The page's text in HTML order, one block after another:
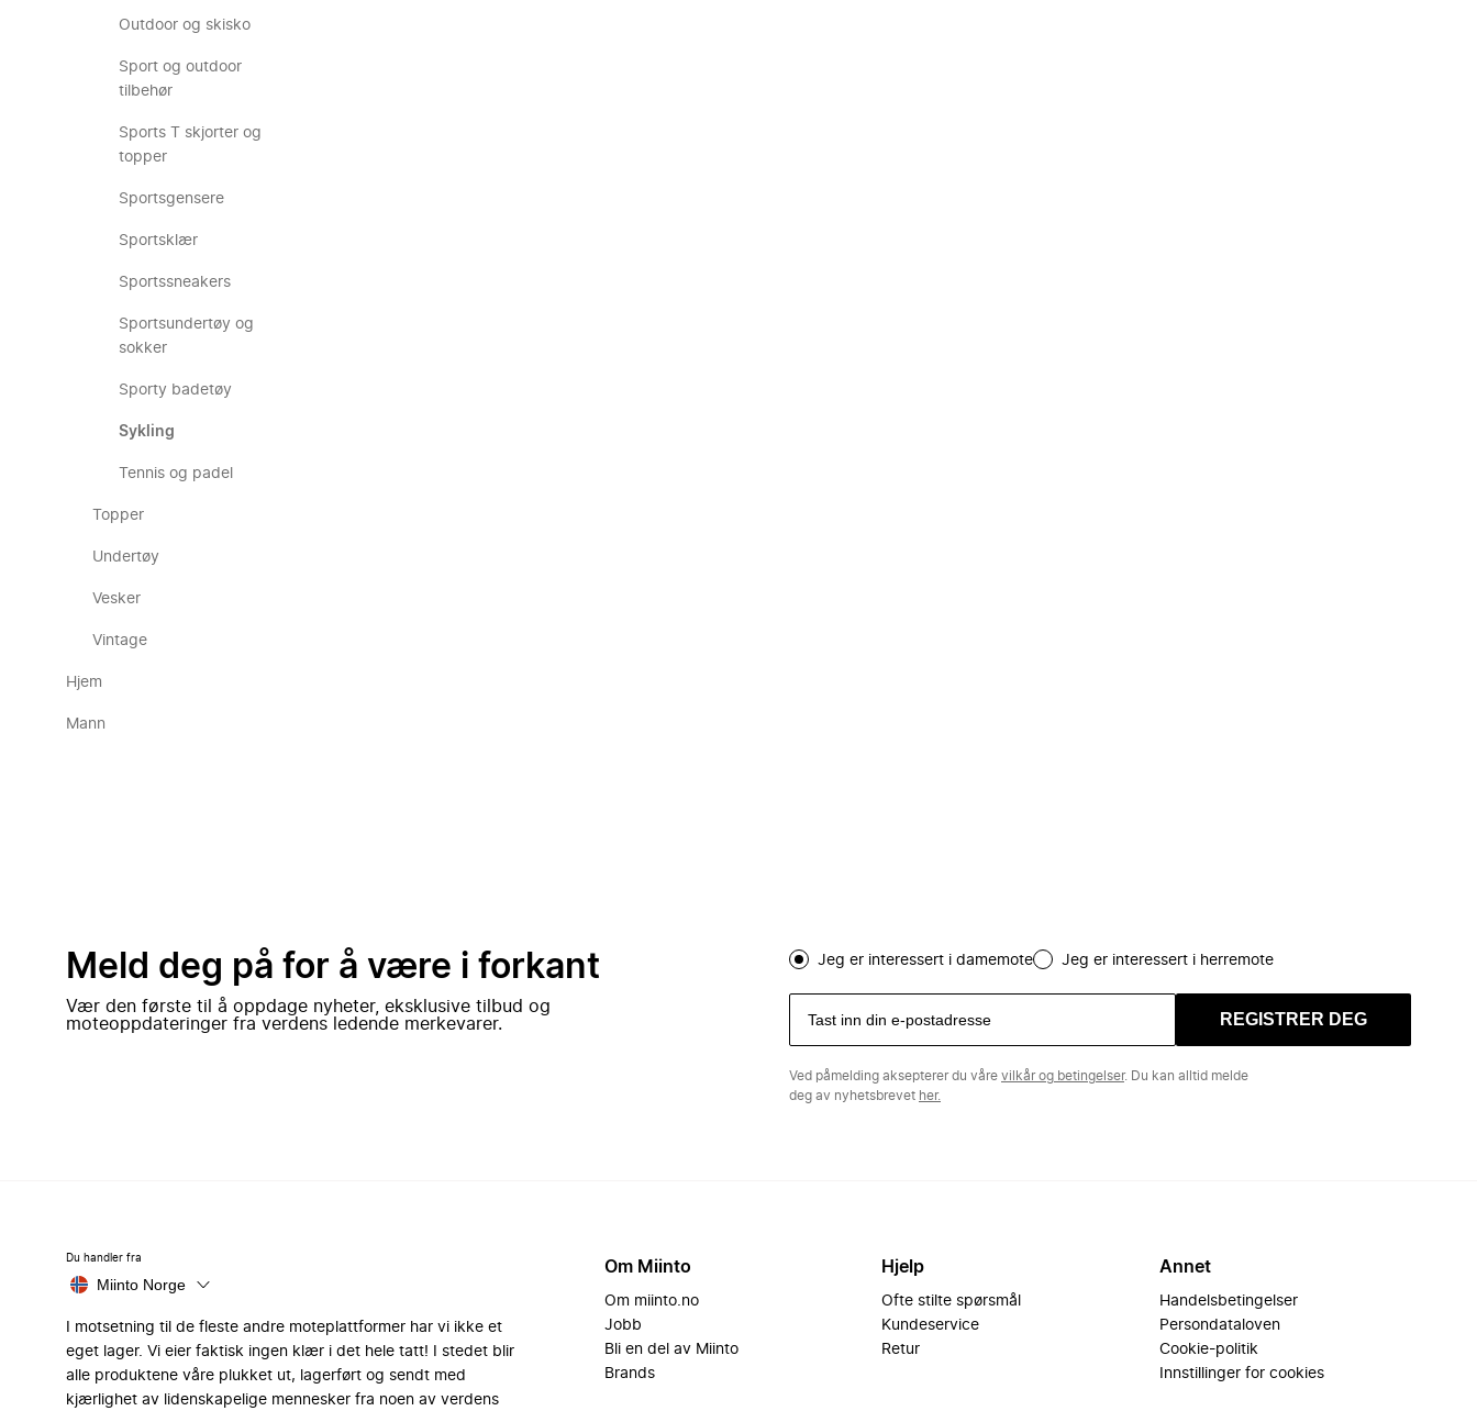
Outdoor og skisko
Sport og outdoor
tilbehør
Sports T skjorter og
topper
Sportsgensere
Sportsklær
Sportssneakers
Sportsundertøy og
sokker
Sporty badetøy
Sykling
Tennis og padel
Topper
Undertøy
Vesker
Vintage
Hjem
Mann
Meld deg på for å være i forkant
Vær den første til å oppdage nyheter, eksklusive tilbud og
moteoppdateringer fra verdens ledende merkevarer.
Jeg er interessert i damemote Jeg er interessert i herremote
REGISTRER DEG
Ved påmelding aksepterer du våre vilkår og betingelser. Du kan alltid melde
deg av nyhetsbrevet her.
Du handler fra
Miinto Norge
I motsetning til de fleste andre moteplattformer har vi ikke et
eget lager. Vi eier faktisk ingen klær i det hele tatt! I stedet blir
alle produktene våre plukket ut, lagerført og sendt med
kjærlighet av lidenskapelige mennesker fra noen av verdens
Om Miinto
Om miinto.no
Jobb
Bli en del av Miinto
Brands
Hjelp
Ofte stilte spørsmål
Kundeservice
Retur
Annet
Handelsbetingelser
Persondataloven
Cookie-politik
Innstillinger for cookies